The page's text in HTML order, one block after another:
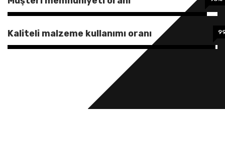
Kaliteli malzeme kullanımı oranı